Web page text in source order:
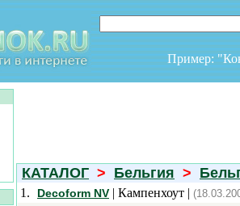
Пример:
КАТАЛОГ > Бельгия >
1. Decoform NV | Кампенхоут |